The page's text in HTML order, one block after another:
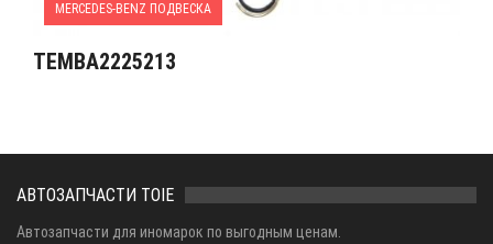
MERCEDES-BENZ ПОДВЕСКА
TEMBA2225213
АВТОЗАПЧАСТИ TOIE
Автозапчасти для иномарок по выгодным ценам.